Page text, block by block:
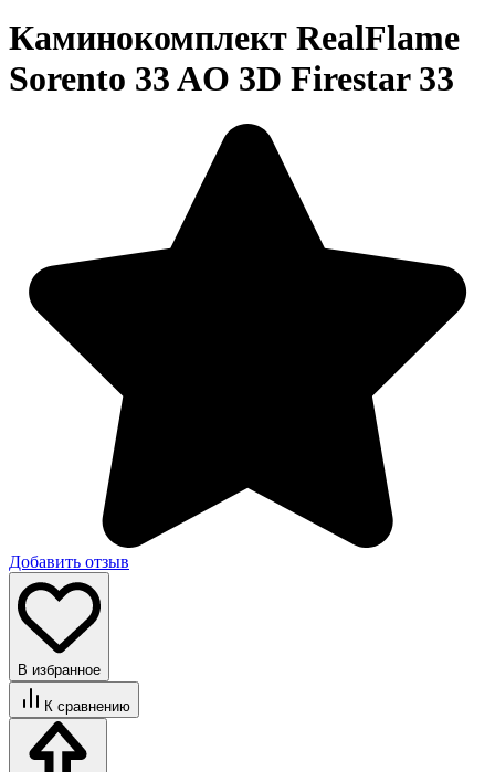
Каминокомплект RealFlame
Sorento 33 AO 3D Firestar 33
Добавить отзыв
В избранное
К сравнению